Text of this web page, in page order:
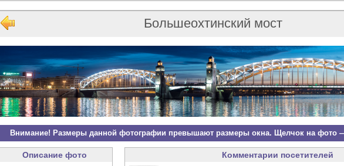
Большеохтинский мост
Внимание! Размеры данной фотографии превышают размеры окна. Щелчок на фото
Описание фото Комментарии посетителей